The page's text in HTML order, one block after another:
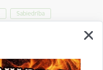
Sabiedrība